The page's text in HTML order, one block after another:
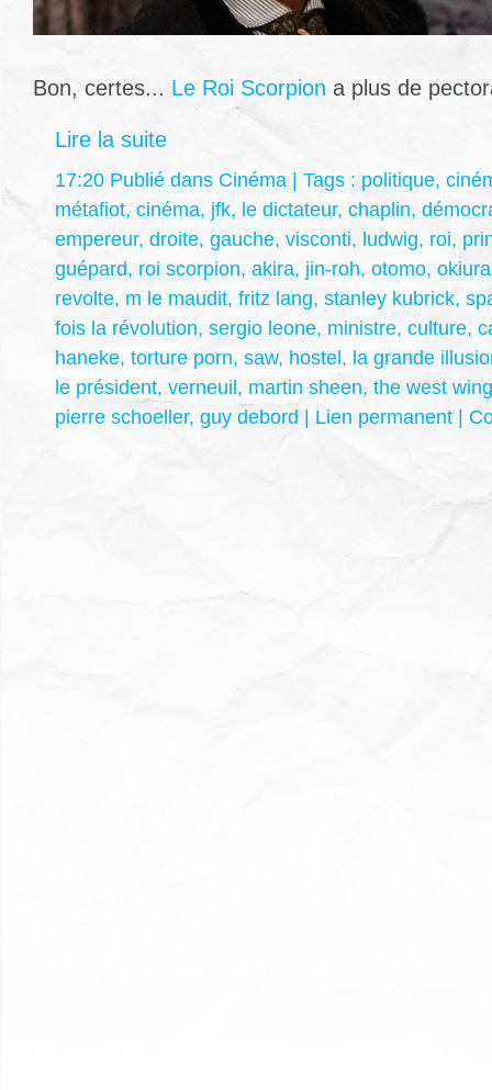
Bon, certes... Le Roi Scorpion a plus de
Lire la suite
17:20 Publié dans Cinéma | Tags : politique,
métafiot, cinéma, jfk, le dictateur, chaplin,
empereur, droite, gauche, visconti, ludwig, roi,
guépard, roi scorpion, akira, jin-roh, otomo, okiura
revolte, m le maudit, fritz lang, stanley kubrick,
fois la révolution, sergio leone, ministre, culture,
haneke, torture porn, saw, hostel , la grande
le président, verneuil , martin sheen, the west wing
pierre schoeller, guy debord Lien permanent